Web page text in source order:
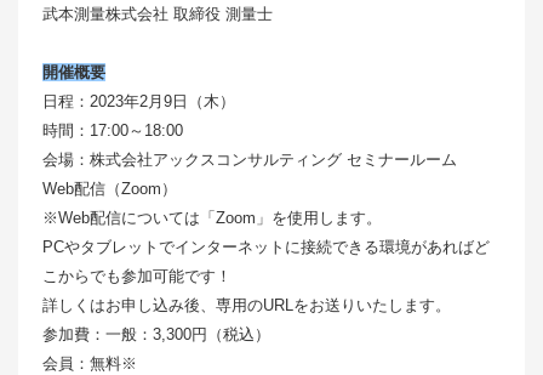
武本測量株式会社 取締役 測量士
開催概要
日程：2023年2月9日（木）
時間：17:00～18:00
会場：株式会社アックスコンサルティング セミナールーム
Web配信（Zoom）
※Web配信については「Zoom」を使用します。
PCやタブレットでインターネットに接続できる環境があればど
こからでも参加可能です！
詳しくはお申し込み後、専用のURLをお送りいたします。
参加費：一般：3,300円（税込）
会員：無料※